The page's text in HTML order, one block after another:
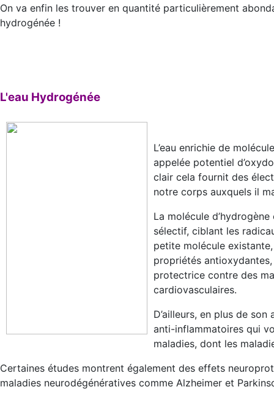
On va enfin les trouver en quantité particulièrement
hydrogénée !
L'eau Hydrogénée
L’eau enrichie de
appelée potentiel
clair cela fournit des
notre corps auxquels il
La molécule
sélectif, ciblant les
petite molécule
propriétés antioxydantes,
protectrice contre des
cardiovasculaires.
D’ailleurs, en plus de
anti-inflammatoires qui
maladies, dont les
Certaines études montrent également des effets
maladies neurodégénératives comme Alzheimer et